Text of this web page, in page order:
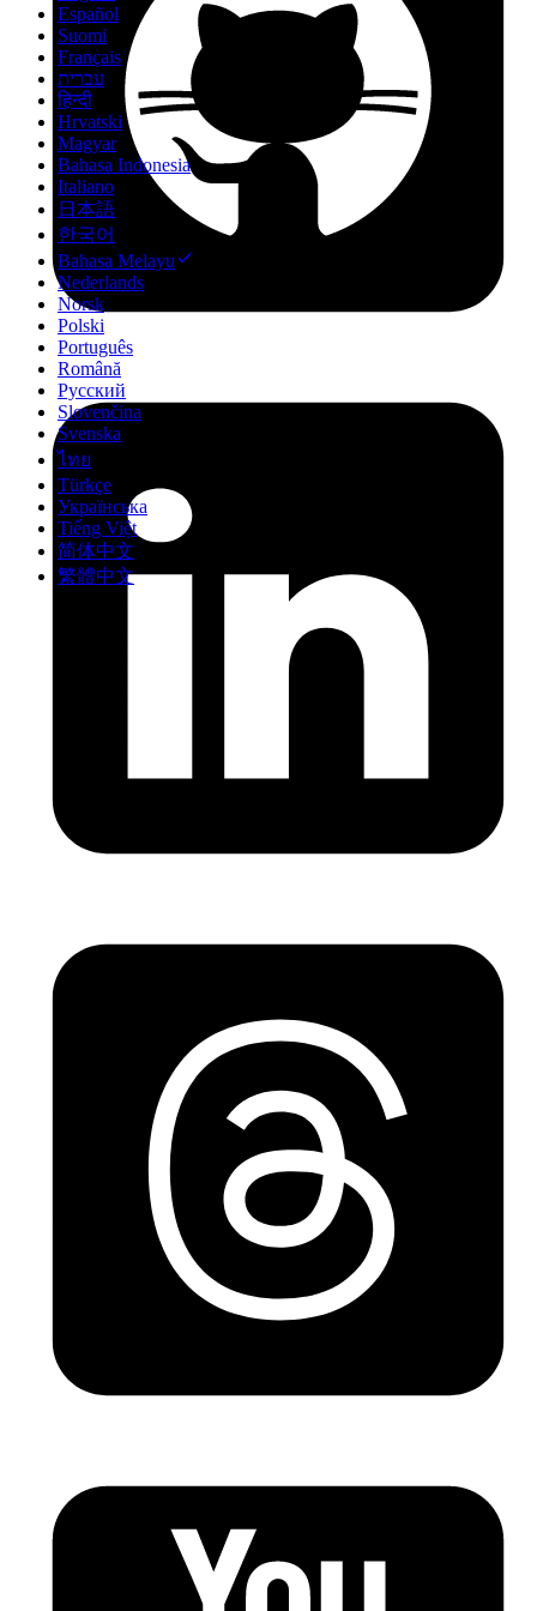
Español
Suomi
Français
עברית
हिन्दी
Hrvatski
Magyar
Bahasa Indonesia
Italiano
日本語
한국어
Bahasa Melayu
Nederlands
Norsk
Polski
Português
Română
Русский
Slovenčina
Svenska
ไทย
Türkçe
Українська
Tiếng Việt
简体中文
繁體中文